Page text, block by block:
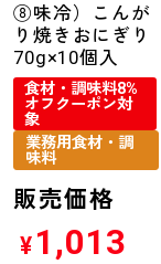
⑧味冷）こんが
り焼きおにぎり
70g×10個入
食材・調味料8%
オフクーポン対
象
業務用食材・調
味料
販売価格
¥ 1,013